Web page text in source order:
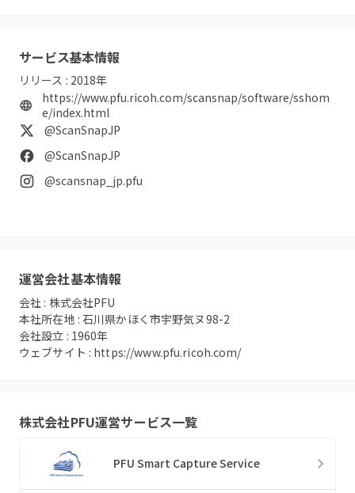
サービス基本情報
リリース : 2018年
https://www.pfu.ricoh.com/scansnap/software/sshom
e/index.html
@ScanSnapJP
@ScanSnapJP
@scansnap_jp.pfu
運営会社基本情報
会社 : 株式会社PFU
本社所在地 :石川県かほく市宇野気ヌ98-2
会社設立 : 1960年
ウェブサイト : https://www.pfu.ricoh.com/
株式会社PFU運営サービス一覧
PFU Smart Capture Service